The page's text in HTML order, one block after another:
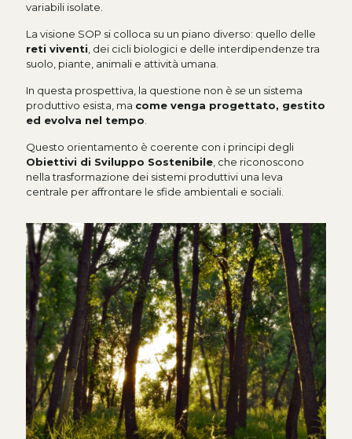
variabili isolate.
La visione SOP si colloca su un piano diverso: quello delle
reti viventi, dei cicli biologici e delle interdipendenze tra
suolo, piante, animali e attività umana.
In questa prospettiva, la questione non è se un sistema
produttivo esista, ma come venga progettato, gestito
ed evolva nel tempo.
Questo orientamento è coerente con i principi degli
Obiettivi di Sviluppo Sostenibile, che riconoscono
nella trasformazione dei sistemi produttivi una leva
centrale per affrontare le sfide ambientali e sociali.